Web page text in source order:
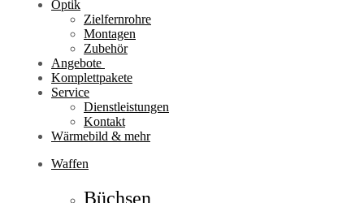
Optik
Zielfernrohre
Montagen
Zubehör
Angebote
Komplettpakete
Service
Dienstleistungen
Kontakt
Wärmebild & mehr
Waffen
Büchsen